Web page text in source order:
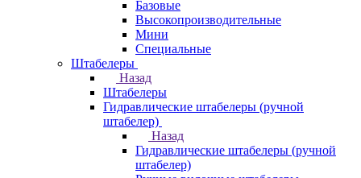
Базовые
Высокопроизводительные
Мини
Специальные
Штабелеры
Назад
Штабелеры
Гидравлические штабелеры (ручной
штабелер)
Назад
Гидравлические штабелеры (ручной
штабелер)